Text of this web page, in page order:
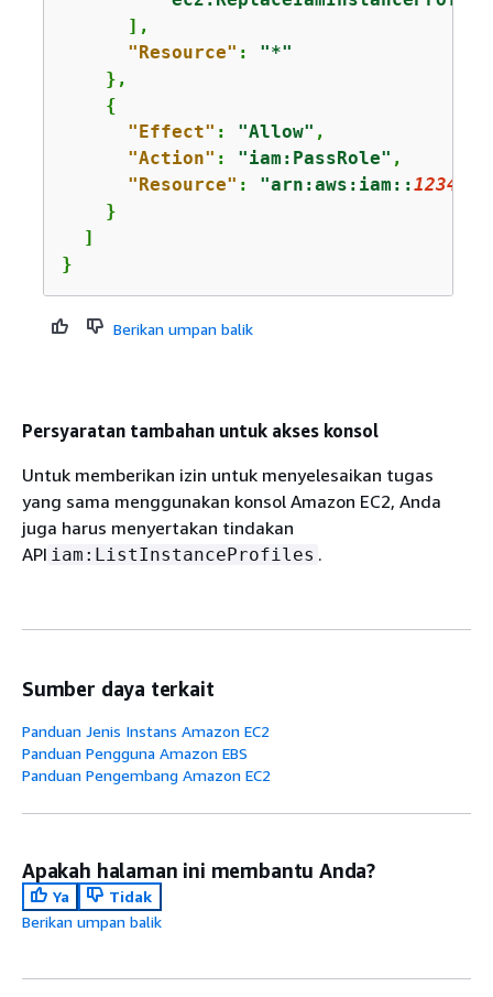
      ],
"Resource" : "*"
    },
{
"Effect" : "Allow" ,
"Action" : "iam:PassRole" ,
"Resource" : "arn:aws:iam::
    }
  ]
}
Berikan umpan balik
Persyaratan tambahan untuk akses konsol
Untuk memberikan izin untuk menyelesaikan tugas
yang sama menggunakan konsol Amazon EC2, Anda
juga harus menyertakan tindakan
API iam:ListInstanceProfiles .
Sumber daya terkait
Panduan Jenis Instans Amazon EC2
Panduan Pengguna Amazon EBS
Panduan Pengembang Amazon EC2
Apakah halaman ini membantu Anda?
Ya
Tidak
Berikan umpan balik